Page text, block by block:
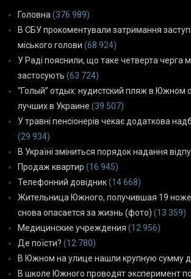
Головна (376 989)
В СБУ прокоментували затримання
міського голови (68 924)
У Раді пояснили, що таке четверта черга
застосують (63 724)
“Голый” отдых: нудистский пляж в Южном
лучших в Украине (39 507)
У травні пенсіонерів чекає додаткова
(29 934)
В Україні зміниться порядок надання
Продаж квартир (16 945)
Телефонний довідник(14 668)
Жительница Южного, получившая 19
снова опасается за жизнь (фото) (13 359)
Медицинские учреждения (12 956)
Де поїсти? (12 780)
В Южном на улице нашли крупную сумму
В школе Южного проводят эксперимент